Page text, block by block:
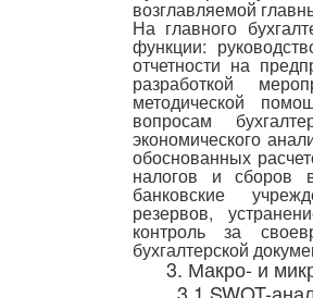
возглавляемой
На главного
функции:
отчетности на
разработкой
методической
вопросам
экономического
обоснованных
налогов и сборов
банковские
резервов,
контроль за
бухгалтерской
3. Макро- и